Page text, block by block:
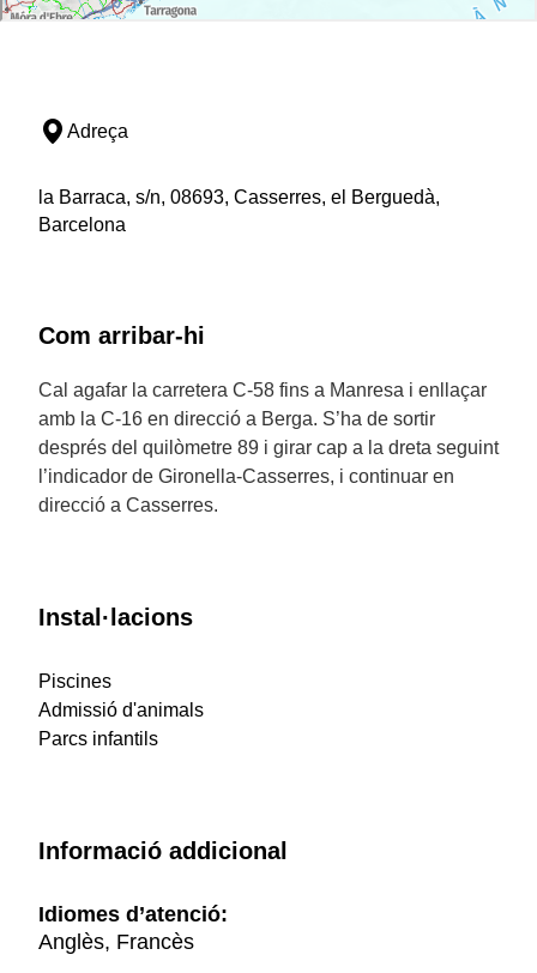
Adreça
la Barraca, s/n, 08693, Casserres, el Berguedà,
Barcelona
Com arribar-hi
Cal agafar la carretera C-58 fins a Manresa i enllaçar
amb la C-16 en direcció a Berga. S’ha de sortir
després del quilòmetre 89 i girar cap a la dreta seguint
l’indicador de Gironella-Casserres, i continuar en
direcció a Casserres.
Instal·lacions
Piscines
Admissió d'animals
Parcs infantils
Informació addicional
Idiomes d’atenció:
Anglès, Francès